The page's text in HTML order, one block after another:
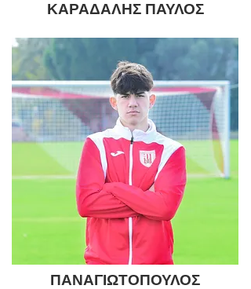
ΚΑΡΑΔΑΛΗΣ ΠΑΥΛΟΣ
ΠΑΝΑΓΙΩΤΟΠΟΥΛΟΣ